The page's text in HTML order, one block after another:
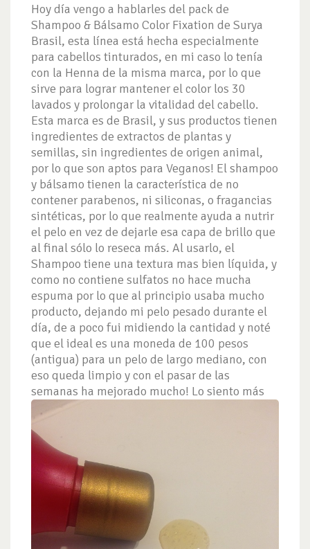
Hoy día vengo a hablarles del pack de
Shampoo & Bálsamo Color Fixation de Surya
Brasil, esta línea está hecha especialmente
para cabellos tinturados, en mi caso lo tenía
con la Henna de la misma marca, por lo que
sirve para lograr mantener el color los 30
lavados y prolongar la vitalidad del cabello.
Esta marca es de Brasil, y sus productos tienen
ingredientes de extractos de plantas y
semillas, sin ingredientes de origen animal,
por lo que son aptos para Veganos! El shampoo
y bálsamo tienen la característica de no
contener parabenos, ni siliconas, o fragancias
sintéticas, por lo que realmente ayuda a nutrir
el pelo en vez de dejarle esa capa de brillo que
al final sólo lo reseca más. Al usarlo, el
Shampoo tiene una textura mas bien líquida, y
como no contiene sulfatos no hace mucha
espuma por lo que al principio usaba mucho
producto, dejando mi pelo pesado durante el
día, de a poco fui midiendo la cantidad y noté
que el ideal es una moneda de 100 pesos
(antigua) para un pelo de largo mediano, con
eso queda limpio y con el pasar de las
semanas ha mejorado mucho! Lo siento más